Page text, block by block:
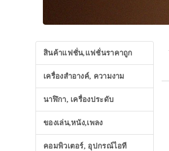
สินค้าแฟชั่น,แฟชั่นราคาถูก
เครื่องสำอางค์, ความงาม
นาฬิกา, เครื่องประดับ
ของเล่น,หนัง,เพลง
คอมพิวเตอร์, อุปกรณ์ไอที